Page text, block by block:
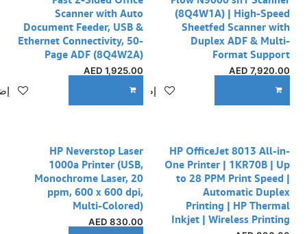
(8Q4W1A) | High-Speed
Sheetfed Scanner with
Duplex ADF & Multi-
Format Support
7,920.00
إضافة إلى قائمة الأمنيات
Scanner with Auto
Document Feeder, USB &
Ethernet Connectivity, 50-
Page ADF (8Q4W2A)
1,925.00
AED
HP OfficeJet 8013 All-in-
One Printer | 1KR70B | Up
to 28 PPM Print Speed |
Automatic Duplex
Printing | HP Thermal
Inkjet | Wireless Printing
HP Neverstop Laser
1000a Printer (USB,
Monochrome Laser, 20
ppm, 600 x 600 dpi,
Multi-Colored)
830.00
AED